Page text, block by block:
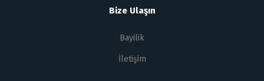
Bize Ulaşın
Bayilik
İletişim